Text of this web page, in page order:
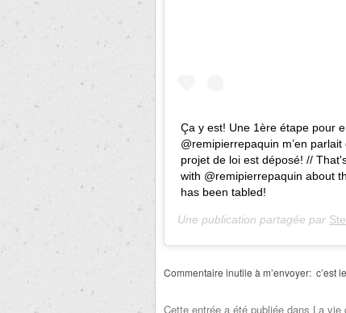
Ça y est! Une 1ère étape pour
@remipierrepaquin m’en
projet de loi est déposé! //
with @remipierrepaquin about
has been tabled!
Une publication partagée par
Commentaire inutile à m’envoyer: c’est
Cette entrée a été publiée dans La vie